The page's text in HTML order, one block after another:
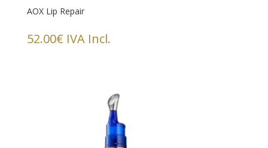
AOX Lip Repair
52.00€ IVA Incl.